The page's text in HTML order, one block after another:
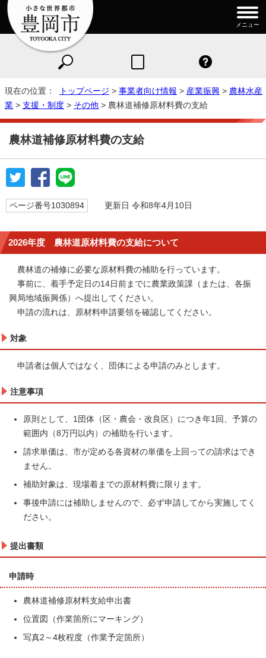
メニュー
現在の位置： トップページ > 事業者向け情報 > 産業振興 > 農林水産
業 > 支援・制度 > その他 > 農林道補修原材料費の支給
農林道補修原材料費の支給
ページ番号1030894 更新日 令和8年4月10日
2026年度 農林道原材料費の支給について
農林道の補修に必要な原材料費の補助を行っています。
事前に、着手予定日の14日前までに農業政策課（または、各振
興局地域振興係）へ提出してください。
申請の流れは、原材料申請要領を確認してください。
対象
申請者は個人ではなく、団体による申請のみとします。
注意事項
原則として、1団体（区・農会・改良区）につき年1回、予算の
範囲内（8万円以内）の補助を行います。
請求単価は、市が定める各資材の単価を上回っての請求はでき
ません。
補助対象は、現場着までの原材料費に限ります。
事後申請には補助しませんので、必ず申請してから実施してく
ださい。
提出書類
申請時
農林道補修原材料支給申出書
位置図（作業箇所にマーキング）
写真2～4枚程度（作業予定箇所）